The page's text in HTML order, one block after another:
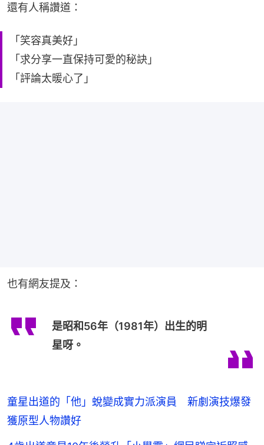
還有人稱讚道：
「笑容真美好」
「求分享一直保持可愛的秘訣」
「評論太暖心了」
也有網友提及：
是昭和56年（1981年）出生的明
星呀。
童星出道的「他」蛻變成實力派演員 新劇演技爆發
獲原型人物讚好